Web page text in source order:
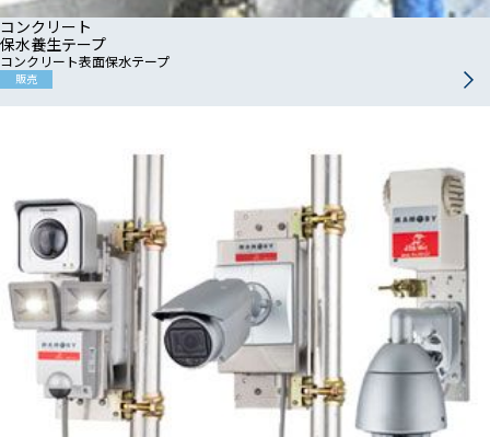
コンクリート
保水養生テープ
コンクリート表面保水テープ
販売